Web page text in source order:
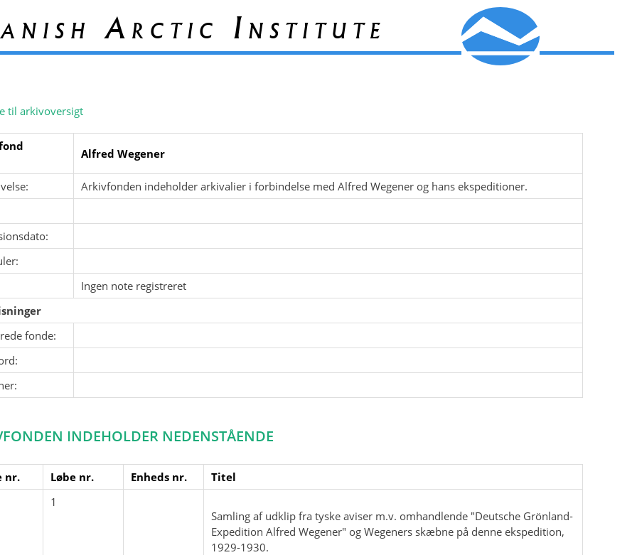
Arctic Institute
til arkivoversigt
Alfred Wegener
Arkivfonden indeholder arkivalier i forbindelse med Alfred Wegener og hans ekspeditioner.
Ingen note registreret
fonde:
INDEHOLDER NEDENSTÅENDE
nr. Løbe nr. Enheds nr.
Titel
1
Samling af udklip fra tyske aviser m.v. omhandlende "Deutsche Grönland-
Expedition Alfred Wegener" og Wegeners skæbne på denne ekspedition,
1929-1930.